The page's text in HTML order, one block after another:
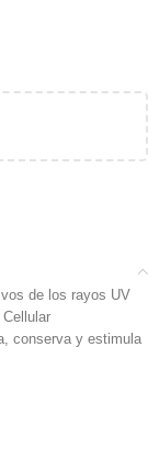
de los rayos UV
conserva y estimula